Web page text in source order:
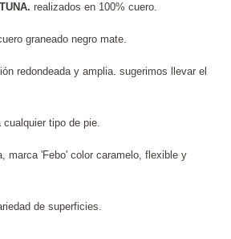
realizados en 100% cuero.
graneado negro mate.
redondeada y amplia. sugerimos llevar el
tipo de pie.
marca 'Febo' color caramelo, flexible y
de superficies.